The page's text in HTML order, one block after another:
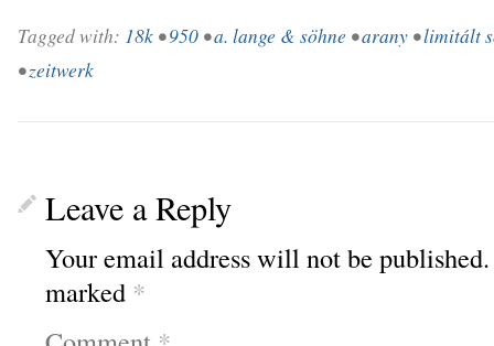
Tagged with: 18k •950 •a. lange & söhne •arany •limitált
•zeitwerk
Leave a Reply
Your email address will not be published.
marked *